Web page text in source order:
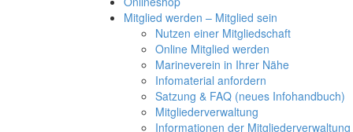
Mitglied werden – Mitglied sein
Nutzen einer Mitgliedschaft
Online Mitglied werden
Marineverein in Ihrer Nähe
Infomaterial anfordern
Satzung & FAQ (neues Infohandbuch)
Mitgliederverwaltung
Informationen der Mitgliederverwaltung